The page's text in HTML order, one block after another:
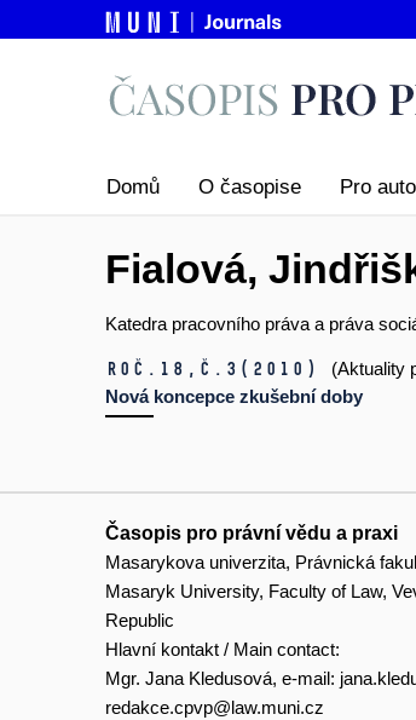
Domů O časopise Pro
Fialová,
Katedra pracovního práva a práva
Roč.18, č.3 (2010)
(Aktuality
Nová koncepce zkušební doby
Časopis pro právní vědu a praxi
Masarykova univerzita, Právnická
Masaryk University, Faculty of Law,
Republic
Hlavní kontakt / Main contact:
Mgr. Jana Kledusová, e-mail:
redakce.cpvp@law.muni.cz